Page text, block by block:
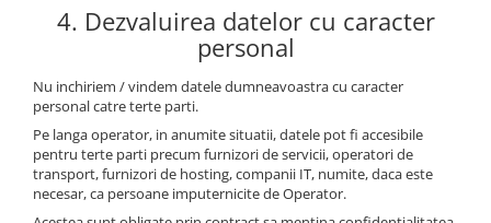
4. Dezvaluirea datelor cu caracter
personal
Nu inchiriem / vindem datele dumneavoastra cu caracter
personal catre terte parti.
Pe langa operator, in anumite situatii, datele pot fi accesibile
pentru terte parti precum furnizori de servicii, operatori de
transport, furnizori de hosting, companii IT, numite, daca este
necesar, ca persoane imputernicite de Operator.